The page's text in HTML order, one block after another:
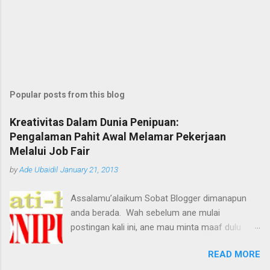
Popular posts from this blog
Kreativitas Dalam Dunia Penipuan:
Pengalaman Pahit Awal Melamar Pekerjaan
Melalui Job Fair
byAde Ubaidil January 21, 2013
Assalamu’alaikum Sobat Blogger dimanapun
anda berada. Wah sebelum ane mulai
postingan kali ini, ane mau minta maaf dulu
baik kok, biar tidak ada lagi korban-korbanREAD MORE